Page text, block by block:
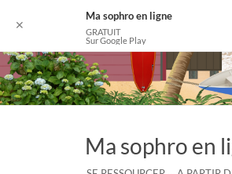
Aller
au
contenu
Ma sophro en
✕
Ma sophro en ligne
GRATUIT
Sur Google Play